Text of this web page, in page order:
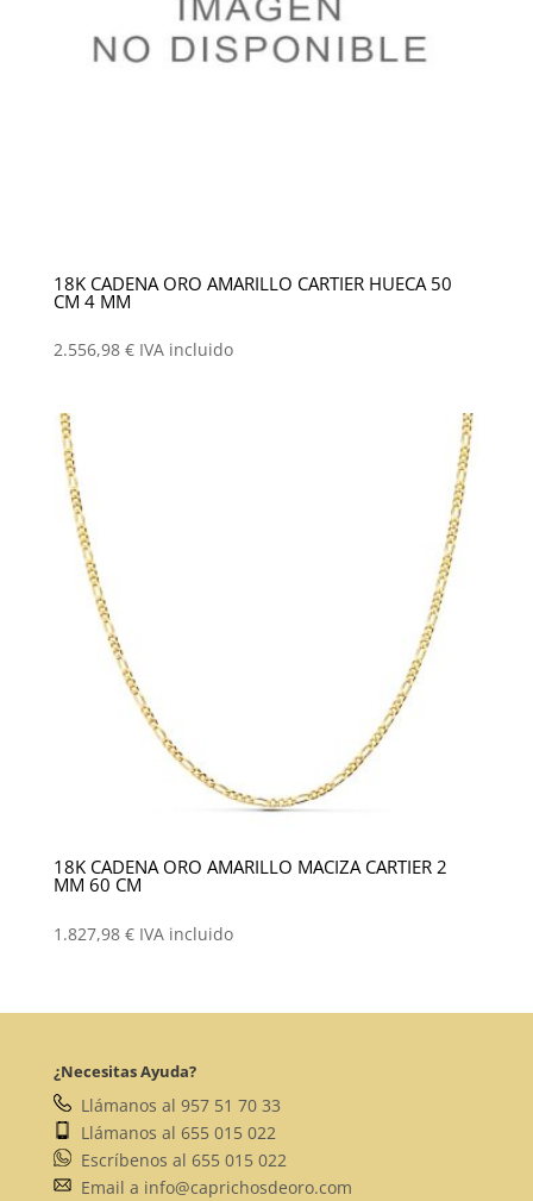
18K CADENA ORO AMARILLO CARTIER HUECA 50
CM 4 MM
2.556,98 € IVA incluido
18K CADENA ORO AMARILLO MACIZA CARTIER 2
MM 60 CM
1.827,98 € IVA incluido
¿Necesitas Ayuda?
Llámanos al 957 51 70 33
Llámanos al 655 015 022
Escríbenos al 655 015 022
Email a info@caprichosdeoro.com